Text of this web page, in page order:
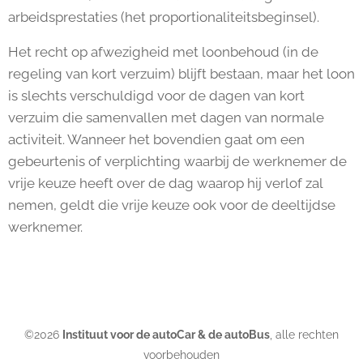
arbeidsprestaties (het proportionaliteitsbeginsel).
Het recht op afwezigheid met loonbehoud (in de
regeling van kort verzuim) blijft bestaan, maar het loon
is slechts verschuldigd voor de dagen van kort
verzuim die samenvallen met dagen van normale
activiteit. Wanneer het bovendien gaat om een
gebeurtenis of verplichting waarbij de werknemer de
vrije keuze heeft over de dag waarop hij verlof zal
nemen, geldt die vrije keuze ook voor de deeltijdse
werknemer.
©2026 Instituut voor de autoCar & de autoBus , alle rechten
voorbehouden